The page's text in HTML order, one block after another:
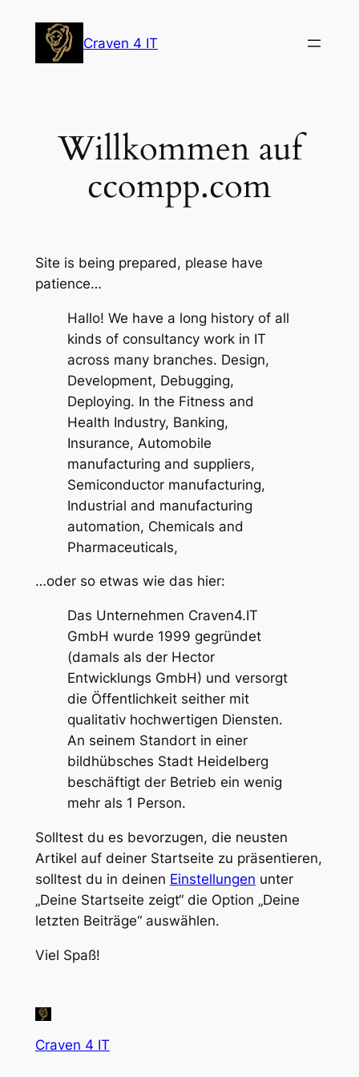
springen
Craven 4 IT
Willkommen auf
ccompp.com
Site is being prepared, please have
patience…
Hallo! We have a long history of all
kinds of consultancy work in IT
across many branches. Design,
Development, Debugging,
Deploying. In the Fitness and
Health Industry, Banking,
Insurance, Automobile
manufacturing and suppliers,
Semiconductor manufacturing,
Industrial and manufacturing
automation, Chemicals and
Pharmaceuticals,
…oder so etwas wie das hier:
Das Unternehmen Craven4.IT
GmbH wurde 1999 gegründet
(damals als der Hector
Entwicklungs GmbH) und versorgt
die Öffentlichkeit seither mit
qualitativ hochwertigen Diensten.
An seinem Standort in einer
bildhübsches Stadt Heidelberg
beschäftigt der Betrieb ein wenig
mehr als 1 Person.
Solltest du es bevorzugen, die neusten
Artikel auf deiner Startseite zu präsentieren,
solltest du in deinen Einstellungen unter
„Deine Startseite zeigt“ die Option „Deine
letzten Beiträge“ auswählen.
Viel Spaß!
Craven 4 IT